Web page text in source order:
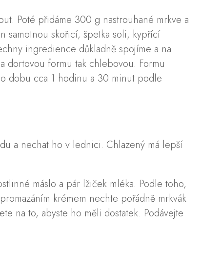
Poté přidáme 300 g nastrouhané mrkve a
samotnou skořicí, špetka soli, kypřící
ingredience důkladně spojíme a na
dortovou formu tak chlebovou. Formu
dobu cca 1 hodinu a 30 minut podle
a nechat ho v lednici. Chlazený má lepší
máslo a pár lžiček mléka. Podle toho,
krémem nechte pořádně mrkvák
na to, abyste ho měli dostatek. Podávejte